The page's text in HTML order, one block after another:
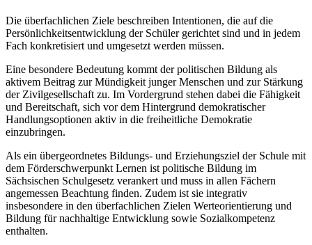
Die überfachlichen Ziele beschreiben Intentionen, die auf die
Persönlichkeitsentwicklung der Schüler gerichtet sind und in jedem
Fach konkretisiert und umgesetzt werden müssen.
Eine besondere Bedeutung kommt der politischen Bildung als
aktivem Beitrag zur Mündigkeit junger Menschen und zur Stärkung
der Zivilgesellschaft zu. Im Vordergrund stehen dabei die Fähigkeit
und Bereitschaft, sich vor dem Hintergrund demokratischer
Handlungsoptionen aktiv in die freiheitliche Demokratie
einzubringen.
Als ein übergeordnetes Bildungs- und Erziehungsziel der Schule mit
dem Förderschwerpunkt Lernen ist politische Bildung im
Sächsischen Schulgesetz verankert und muss in allen Fächern
angemessen Beachtung finden. Zudem ist sie integrativ
insbesondere in den überfachlichen Zielen Werteorientierung und
Bildung für nachhaltige Entwicklung sowie Sozialkompetenz
enthalten.